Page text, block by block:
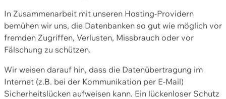
In Zusammenarbeit mit unseren Hosting-Providern
bemühen wir uns, die Datenbanken so gut wie möglich vor
fremden Zugriffen, Verlusten, Missbrauch oder vor
Fälschung zu schützen.
Wir weisen darauf hin, dass die Datenübertragung im
Internet (z.B. bei der Kommunikation per E-Mail)
Sicherheitslücken aufweisen kann. Ein lückenloser Schutz